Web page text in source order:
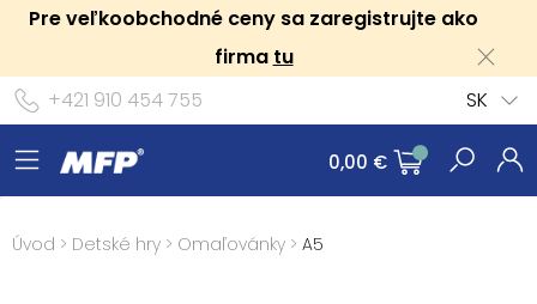
Pre veľkoobchodné ceny sa zaregistrujte ako
firma tu
+421 910 454 755
SK
0,00 €
Úvod > Detské hry > Omaľovánky > A5